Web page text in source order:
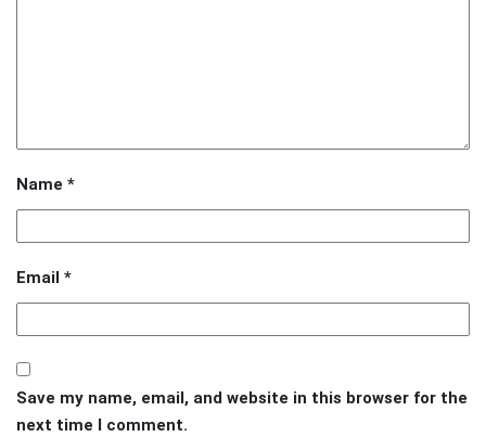
Name *
Email *
Save my name, email, and website in this browser for the
next time I comment.